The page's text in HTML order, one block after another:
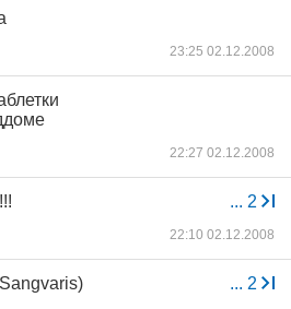
23:25 02.12.2008
22:27 02.12.2008
... 2
22:10 02.12.2008
... 2